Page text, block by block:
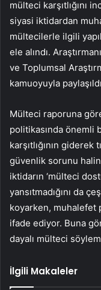
mülteci karşıtlığını
siyasi iktidardan
mültecilerle ilgili
ele alındı.
ve Toplumsal
kamuoyuyla
Mülteci raporuna
politikasında önemli
karşıtlığının giderek
güvenlik sorunu
iktidarın ‘mülteci
yansıtmadığını da
koyarken, muhalefet
ifade ediyor. Buna
dayalı mülteci
İlgili Makaleler